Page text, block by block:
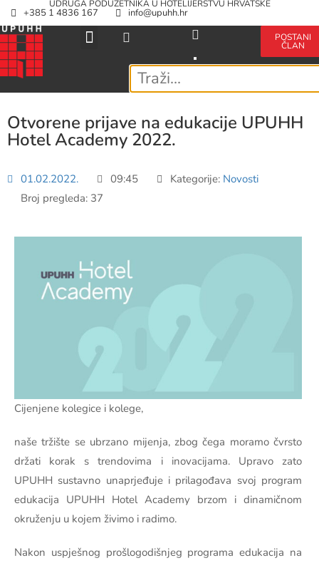
UDRUGA PODUZETNIKA U HOTELIJERSTVU HRVATSKE
+385 1 4836 167 info@upuhh.hr
POSTANI
ČLAN
Otvorene prijave na edukacije UPUHH
Hotel Academy 2022.
01.02.2022. 09:45 Kategorije: Novosti
Broj pregleda: 37
Cijenjene kolegice i kolege,
naše tržište se ubrzano mijenja, zbog čega moramo čvrsto
držati korak s trendovima i inovacijama. Upravo zato
UPUHH sustavno unaprjeđuje i prilagođava svoj program
edukacija UPUHH Hotel Academy brzom i dinamičnom
okruženju u kojem živimo i radimo.
Nakon uspješnog prošlogodišnjeg programa edukacija na